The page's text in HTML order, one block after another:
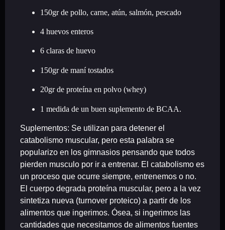
150gr de pollo, carne, atún, salmón, pescado
4 huevos enteros
6 claras de huevo
150gr de maní tostados
20gr de proteína en polvo (whey)
1 medida de un buen suplemento de BCAA.
Suplementos: Se utilizan para detener el
catabolismo muscular, pero esta palabra se
popularizo en los gimnasios pensando que todos
pierden musculo por ir a entrenar. El catabolismo es
un proceso que ocurre siempre, entrenemos o no.
El cuerpo degrada proteína muscular, pero a la vez
sintetiza nueva (turnover proteico) a partir de los
alimentos que ingerimos. Ósea, si ingerimos las
cantidades que necesitamos de alimentos fuentes